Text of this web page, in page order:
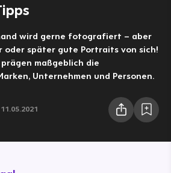
wird gerne fotografiert – aber
später gute Portraits von sich!
maßgeblich die
Unternehmen und Personen.